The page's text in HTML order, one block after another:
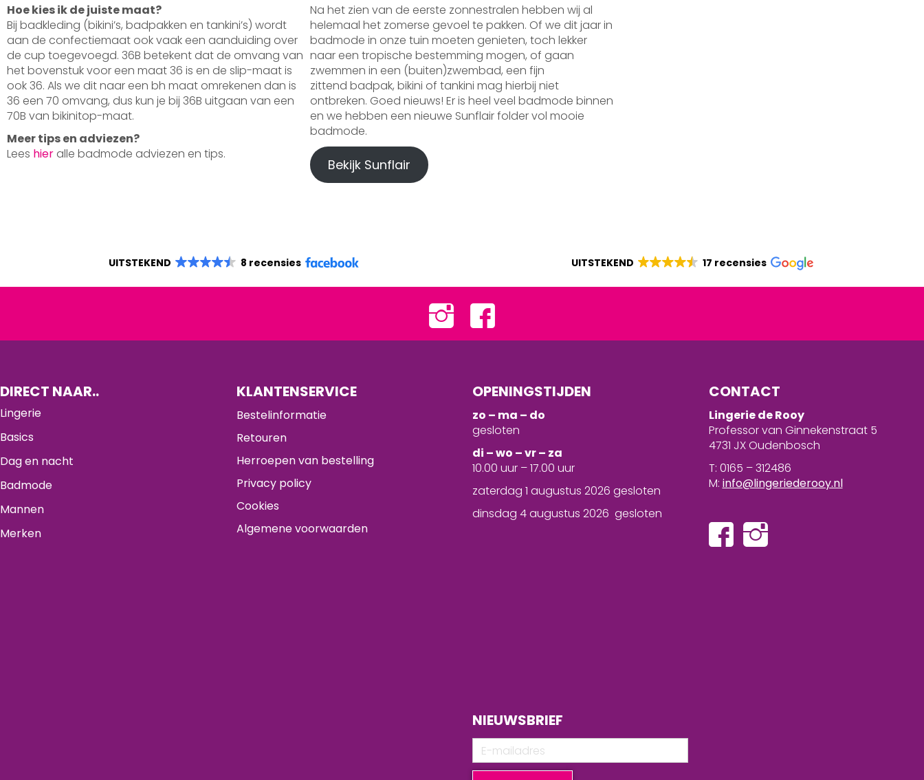
Hoe kies ik de juiste maat?
Bij badkleding (bikini’s, badpakken en tankini’s) wordt
aan de confectiemaat ook vaak een aanduiding over
de cup toegevoegd. 36B betekent dat de omvang van
het bovenstuk voor een maat 36 is en de slip-maat is
ook 36. Als we dit naar een bh maat omrekenen dan is
36 een 70 omvang, dus kun je bij 36B uitgaan van een
70B van bikinitop-maat.
Meer tips en adviezen?
Lees hier alle badmode adviezen en tips.
Na het zien van de eerste zonnestralen hebben wij al
helemaal het zomerse gevoel te pakken. Of we dit jaar in
badmode in onze tuin moeten genieten, toch lekker
naar een tropische bestemming mogen, of gaan
zwemmen in een (buiten)zwembad, een fijn
zittend badpak, bikini of tankini mag hierbij niet
ontbreken. Goed nieuws! Er is heel veel badmode binnen
en we hebben een nieuwe Sunflair folder vol mooie
badmode.
Bekijk Sunflair
UITSTEKEND 8 recensies UITSTEKEND 17 recensies
DIRECT NAAR..
Lingerie
Basics
Dag en nacht
Badmode
Mannen
Merken
KLANTENSERVICE
Bestelinformatie
Retouren
Herroepen van bestelling
Privacy policy
Cookies
Algemene voorwaarden
OPENINGSTIJDEN
zo – ma – do
gesloten
di – wo – vr – za
10.00 uur – 17.00 uur
zaterdag 1 augustus 2026 gesloten
dinsdag 4 augustus 2026 gesloten
NIEUWSBRIEF
CONTACT
Lingerie de Rooy
Professor van Ginnekenstraat 5
4731 JX Oudenbosch
T: 0165 – 312486
M: info@lingeriederooy.nl